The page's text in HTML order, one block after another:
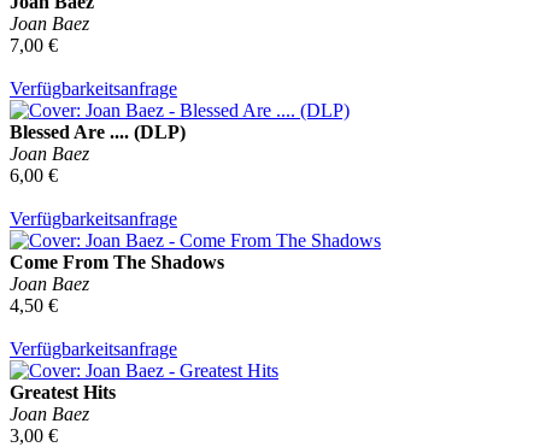
Joan Baez
7,00 €
Verfügbarkeitsanfrage
Blessed Are .... (DLP)
Joan Baez
6,00 €
Verfügbarkeitsanfrage
Come From The Shadows
Joan Baez
4,50 €
Verfügbarkeitsanfrage
Greatest Hits
Joan Baez
3,00 €